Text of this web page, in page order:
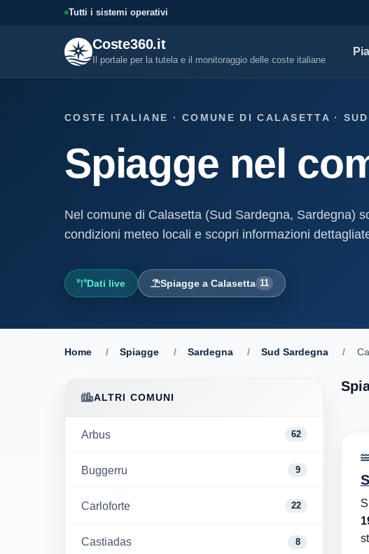
Tutti i sistemi operativi
Coste360.it
Il portale per la tutela e il monitoraggio delle coste italiane
Visure, fascicoli, verifica concessioni e
altro.
Visura concessione demaniale
Un documento sintetico della concessione
demaniale marittima
demaniale marittima
Storico completo ed evolutivo della
concessione demaniale marittima
COSTE ITALIANE · COMUNE DI CALASETTA ·
Spiagge nel
Nel comune di Calasetta (Sud Sardegna, Sardegna)
condizioni meteo locali e scopri informazioni
Dati live Spiagge a Calasetta 11
Home / Spiagge / Sardegna / Sud Sardegna /
ALTRI COMUNI
Arbus 62
Buggerru 9
Carloforte 22
Castiadas 8